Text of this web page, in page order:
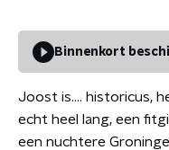
Binnenkort
Joost is…. historicus,
echt heel lang, een
een nuchtere